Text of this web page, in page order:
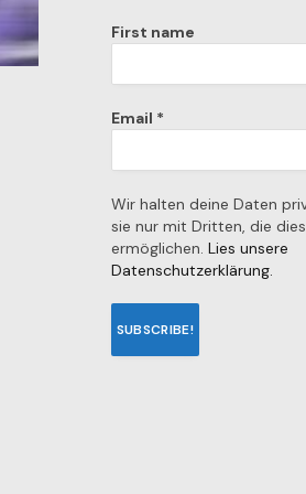
First name
Email *
Wir halten deine Daten
sie nur mit Dritten, die
ermöglichen. Lies unsere
Datenschutzerklärung.